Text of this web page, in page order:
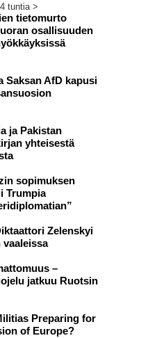
4 tuntia >
tietomurto
osallisuuden
Saksan AfD kapusi
ja Pakistan
yhteisestä
sopimuksen
Trumpia
Zelenskyi
–
jatkuu Ruotsin
Preparing for
of Europe?